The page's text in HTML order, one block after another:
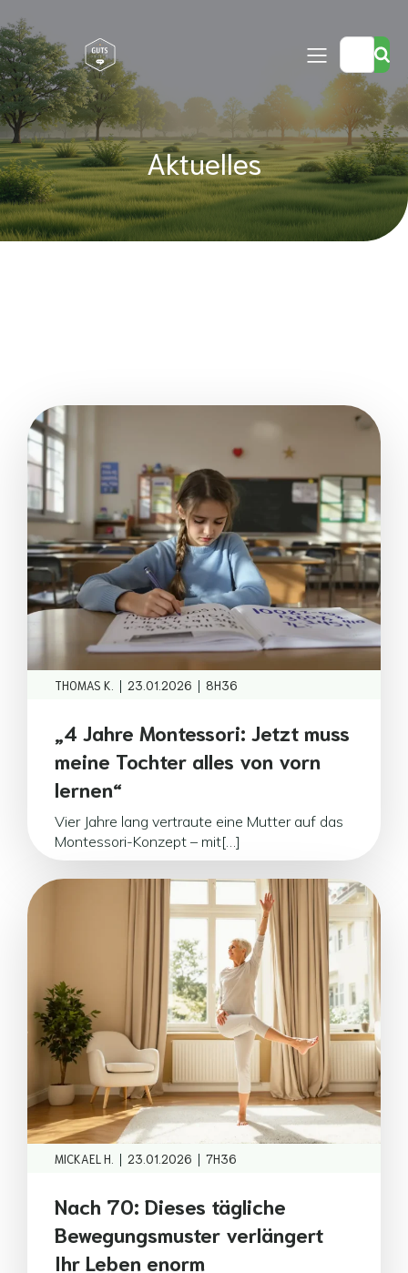
Aktuelles
THOMAS K. | 23.01.2026 | 8H36
„4 Jahre Montessori: Jetzt muss
meine Tochter alles von vorn
lernen“
Vier Jahre lang vertraute eine Mutter auf das
Montessori-Konzept – mit[…]
MICKAEL H. | 23.01.2026 | 7H36
Nach 70: Dieses tägliche
Bewegungsmuster verlängert
Ihr Leben enorm